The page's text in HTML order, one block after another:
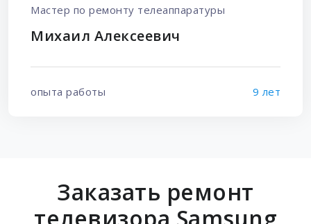
Мастер по ремонту телеаппаратуры
Михаил Алексеевич
опыта работы 9 лет
Заказать ремонт